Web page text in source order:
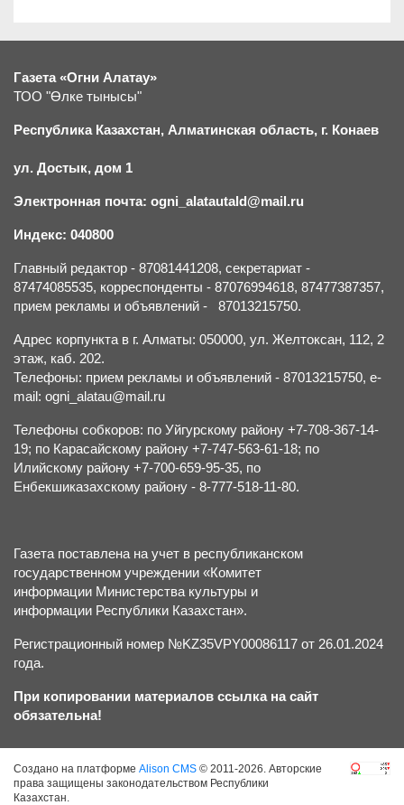
Газета «Огни Алатау»
ТОО "Өлке тынысы"
Республика Казахстан, Алматинская область, г. Конаев
ул. Достык, дом 1
Электронная почта: ogni_alatautald@mail.ru
Индекс: 040800
Главный редактор - 87081441208, секретариат -
87474085535, корреспонденты - 87076994618, 87477387357,
прием рекламы и объявлений - 87013215750.
Адрес корпункта в г. Алматы: 050000, ул. Желтоксан, 112, 2
этаж, каб. 202.
Телефоны: прием рекламы и объявлений - 87013215750, e-
mail: ogni_alatau@mail.ru
Телефоны собкоров: по Уйгурскому району +7-708-367-14-
19; по Карасайскому району +7-747-563-61-18; по
Илийскому району +7-700-659-95-35, по
Енбекшиказахскому району - 8-777-518-11-80.
Газета поставлена на учет в республиканском
государственном учреждении «Комитет
информации Министерства культуры и
информации Республики Казахстан».
Регистрационный номер №KZ35VPY00086117 от 26.01.2024
года.
При копировании материалов ссылка на сайт
обязательна!
Создано на платформе Alison CMS © 2011-2026. Авторские
права защищены законодательством Республики
Казахстан.